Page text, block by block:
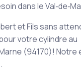
dans le
et Fils sans
votre cylindre au
(94170)! Notre